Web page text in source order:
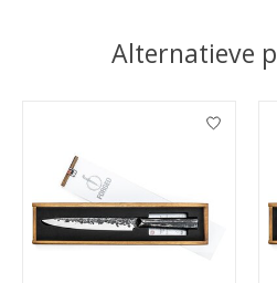
Alternatieve
Items van productcarrousel